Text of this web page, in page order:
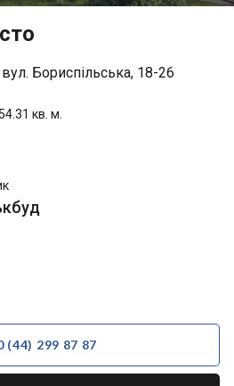
Бориспільська, 18-26
кв. м.
(44) 299 87 87